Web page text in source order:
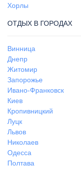
Хорлы
ОТДЫХ В ГОРОДАХ
Винница
Днепр
Житомир
Запорожье
Ивано-Франковск
Киев
Кропивницкий
Луцк
Львов
Николаев
Одесса
Полтава